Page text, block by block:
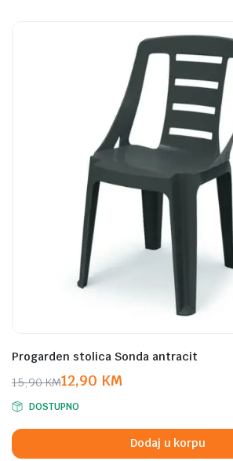
Progarden stolica Sonda antracit
15,90KM
Original
price
was:
15,90 KM.
12,90 KM
Current
price
is:
12,90 KM.
DOSTUPNO
Dodaj u korpu